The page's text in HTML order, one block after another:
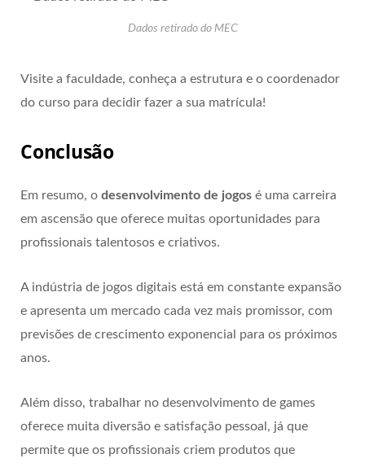
Dados retirado do MEC
Visite a faculdade, conheça a estrutura e o coordenador
do curso para decidir fazer a sua matrícula!
Conclusão
Em resumo, o desenvolvimento de jogos é uma carreira
em ascensão que oferece muitas oportunidades para
profissionais talentosos e criativos.
A indústria de jogos digitais está em constante expansão
e apresenta um mercado cada vez mais promissor, com
previsões de crescimento exponencial para os próximos
anos.
Além disso, trabalhar no desenvolvimento de games
oferece muita diversão e satisfação pessoal, já que
permite que os profissionais criem produtos que